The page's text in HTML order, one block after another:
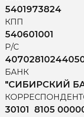
5401973824
КПП
540601001
Р/С
БАНК
"СИБИРСКИЙ
30101 8105